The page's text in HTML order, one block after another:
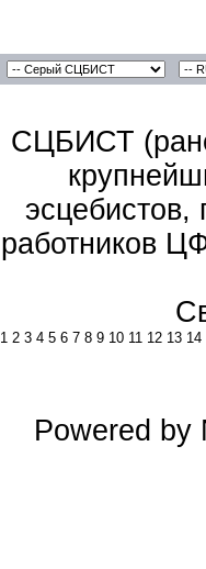
СЦБИСТ
эсцебистов,
работников
1 2 3 4 5 6 7 8 9 10 11 12 13 14
Powered by